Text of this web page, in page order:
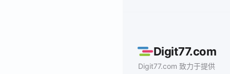
Digit77.com
Digit77.com 致力于提供